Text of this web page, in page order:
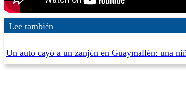
Lee también
Un auto cayó a un zanjón en Guaymallén: una